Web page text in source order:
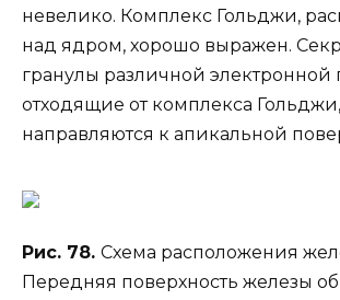
невелико. Комплекс Гольджи,
над ядром, хорошо выражен.
гранулы различной электронной
отходящие от комплекса Гольджи,
направляются к апикальной
Рис. 78. Схема расположения
Передняя поверхность железы